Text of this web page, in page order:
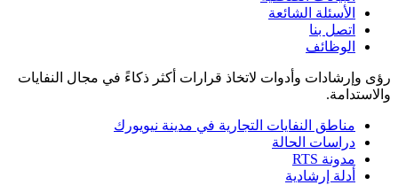
الأسئلة الشائعة
اتصل بنا
الوظائف
رؤى وإرشادات وأدوات لاتخاذ قرارات أكثر ذكاءً في مجال النفايات
والاستدامة.
مناطق النفايات التجارية في مدينة نيويورك
دراسات الحالة
مدونة RTS
أدلة إرشادية